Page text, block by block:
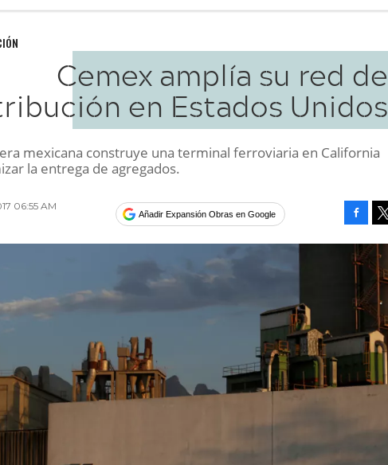
Cemex amplía su red de
en Estados Unidos
mexicana construye una terminal ferroviaria en California
la entrega de agregados.
06:55 AM
Añadir Expansión Obras en Google